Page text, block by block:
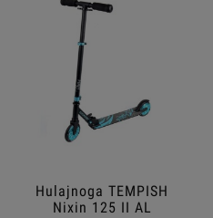
Hulajnoga TEMPISH
Nixin 125 II AL